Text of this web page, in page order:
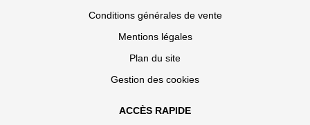
Conditions générales de vente
Mentions légales
Plan du site
Gestion des cookies
ACCÈS RAPIDE